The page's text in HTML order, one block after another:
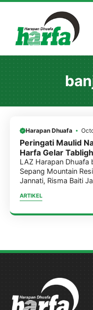
content
Harapan Dhuafa
Peringati Maulid
Harfa Gelar
LAZ Harapan Dhuafa
Sepang Mountain
Jannati, Risma Baiti
ARTIKEL